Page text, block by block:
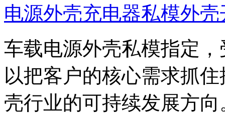
电源外壳充电器私模外
车载电源外壳私模指定
以把客户的核心需求抓
壳行业的可持续发展方